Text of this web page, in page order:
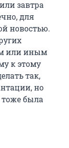
завтра
для
новостью.
или иным
к этому
так,
но
была